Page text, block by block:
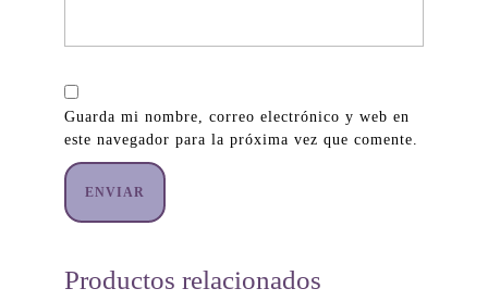
Guarda mi nombre, correo electrónico y web en
este navegador para la próxima vez que comente.
Productos relacionados